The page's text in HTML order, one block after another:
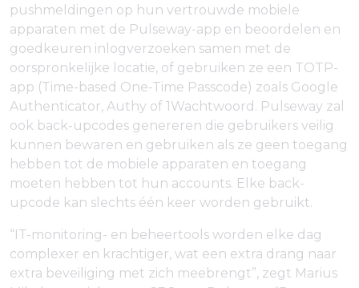
pushmeldingen op hun vertrouwde mobiele
apparaten met de Pulseway-app en beoordelen en
goedkeuren inlogverzoeken samen met de
oorspronkelijke locatie, of gebruiken ze een TOTP-
app (Time-based One-Time Passcode) zoals Google
Authenticator, Authy of 1Wachtwoord. Pulseway zal
ook back-upcodes genereren die gebruikers veilig
kunnen bewaren en gebruiken als ze geen toegang
hebben tot de mobiele apparaten en toegang
moeten hebben tot hun accounts. Elke back-
upcode kan slechts één keer worden gebruikt.
“IT-monitoring- en beheertools worden elke dag
complexer en krachtiger, wat een extra drang naar
extra beveiliging met zich meebrengt”, zegt Marius